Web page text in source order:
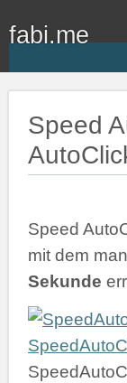
fabi.me
Speed
Speed
mit dem
Sekunde